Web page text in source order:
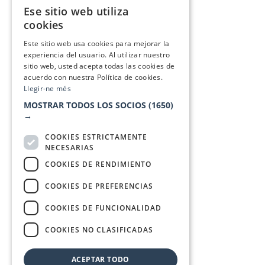
Ese sitio web utiliza
cookies
Este sitio web usa cookies para mejorar la
experiencia del usuario. Al utilizar nuestro
sitio web, usted acepta todas las cookies de
acuerdo con nuestra Política de cookies.
Llegir-ne més
MOSTRAR TODOS LOS SOCIOS (1650)
→
COOKIES ESTRICTAMENTE
NECESARIAS
COOKIES DE RENDIMIENTO
COOKIES DE PREFERENCIAS
COOKIES DE FUNCIONALIDAD
COOKIES NO CLASIFICADAS
ACEPTAR TODO